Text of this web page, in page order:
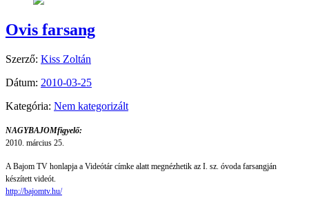
Ovis farsang
Szerző: Kiss Zoltán
Dátum: 2010-03-25
Kategória: Nem kategorizált
NAGYBAJOMfigyelő:
2010. március 25.
A Bajom TV honlapja a Videótár címke alatt megnézhetik az I. sz. óvoda farsangján
készített videót.
http://bajomtv.hu/